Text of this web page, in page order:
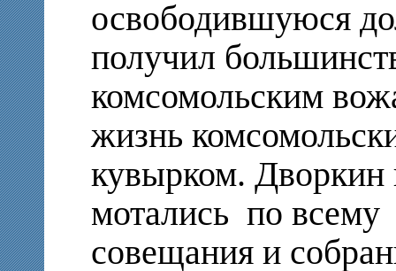
освободившуюся
получил
комсомольским
жизнь
кувырком.
мотались по всему
совещания и